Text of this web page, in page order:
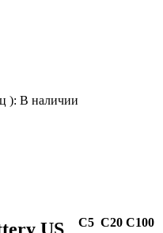
): В наличии
US
C5 C20 C100